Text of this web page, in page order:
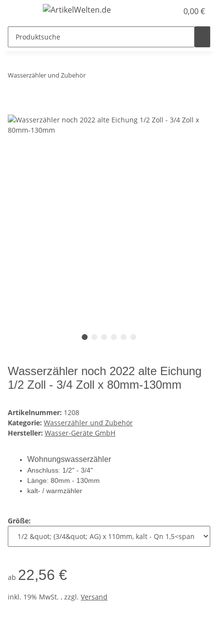
0,00 €
Wasserzähler und Zubehör
Wasserzähler noch 2022 alte Eichung
1/2 Zoll - 3/4 Zoll x 80mm-130mm
Artikelnummer: 1208
Kategorie: Wasserzähler und Zubehör
Hersteller: Wasser-Geräte GmbH
Wohnungswasserzähler
Anschluss: 1/2" - 3/4"
Länge: 80mm - 130mm
kalt- / warmzähler
Größe:
ab 22,56 €
inkl. 19% MwSt. , zzgl. Versand